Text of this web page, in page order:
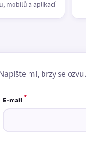
mobilů a aplikací
mi, brzy se ozvu.
E-mail*